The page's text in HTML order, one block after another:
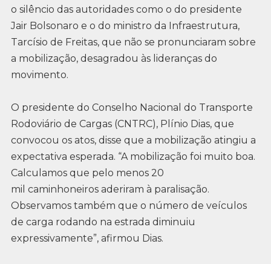
o silêncio das autoridades como o do presidente
Jair Bolsonaro e o do ministro da Infraestrutura,
Tarcísio de Freitas, que não se pronunciaram sobre
a mobilização, desagradou às lideranças do
movimento.
O presidente do Conselho Nacional do Transporte
Rodoviário de Cargas (CNTRC), Plínio Dias, que
convocou os atos, disse que a mobilização atingiu a
expectativa esperada. “A mobilização foi muito boa.
Calculamos que pelo menos 20
mil caminhoneiros aderiram à paralisação.
Observamos também que o número de veículos
de carga rodando na estrada diminuiu
expressivamente”, afirmou Dias.